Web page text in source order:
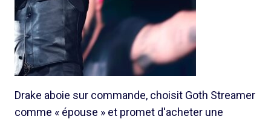
Drake aboie sur commande, choisit Goth Streamer
comme « épouse » et promet d'acheter une